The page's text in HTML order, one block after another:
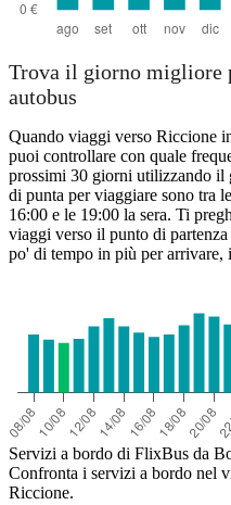
Trova il giorno migliore
autobus
Quando viaggi verso Riccione
puoi controllare con quale
prossimi 30 giorni utilizzando il
di punta per viaggiare sono tra
16:00 e le 19:00 la sera. Ti
viaggi verso il punto di
po' di tempo in più per arrivare,
Servizi a bordo di FlixBus da
Confronta i servizi a bordo nel
Riccione.